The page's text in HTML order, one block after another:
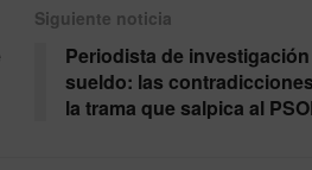
Siguiente noticia
Periodista de investigación
sueldo: las
la trama que salpica al